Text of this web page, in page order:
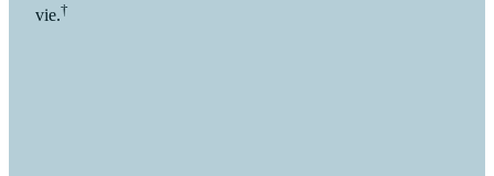
vie.†